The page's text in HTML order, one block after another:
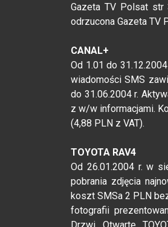
Gazeta TV Polsat str
odrzucona Gazeta TV
CANAL+
Od 1.01 do
wiadomości SMS
do 31.06.2004 r.
z w/w informacjami.
(4,88 PLN z VAT).
TOYOTA RAV4
Od 26.01.2004 r. w
pobrania zdjęcia
koszt SMSa 2 PLN
fotografii
Drzwi Otwarte